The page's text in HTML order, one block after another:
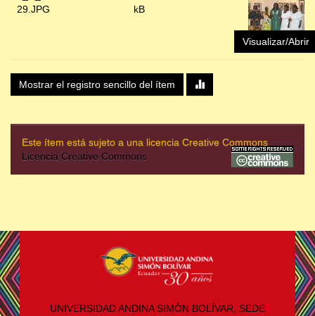
29.JPG
kB
Visualizar/Abrir
Mostrar el registro sencillo del ítem
Este ítem está sujeto a una licencia Creative Commons
Licencia Creative Commons
UNIVERSIDAD ANDINA SIMÓN BOLÍVAR, SEDE